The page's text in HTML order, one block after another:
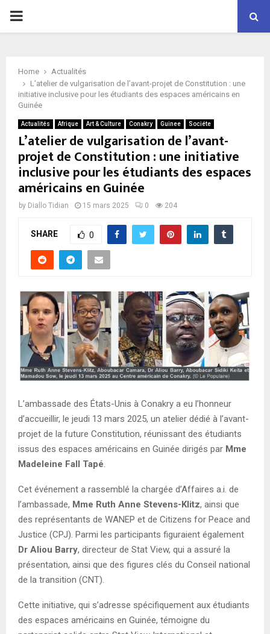
P
A
N
Home
Actualités
L’atelier de vulgarisation de l’avant-projet de Constitution : une
initiative inclusive pour les étudiants des espaces américains en
Guinée
Actualités Afrique Art & Culture Conakry Guinee Sociéte
L’atelier de vulgarisation de l’avant-
projet de Constitution : une initiative
inclusive pour les étudiants des espaces
américains en Guinée
by Diallo Tidian 15 mars 2025 0 204
SHARE 0
L’ambassade des États-Unis à Conakry a eu l’honneur
d’accueillir, le jeudi 13 mars 2025, un atelier dédié à l’avant-
projet de la future Constitution, réunissant des étudiants
issus des espaces américains en Guinée dirigés par Mme
Madeleine Fall Tapé.
Cet événement a rassemblé la chargée d’Affaires a.i. de
l’ambassade, Mme Ruth Anne Stevens-Klitz, ainsi que
des représentants de WANEP et de Citizens for Peace and
Justice (CPJ). Parmi les participants figuraient également
Dr Aliou Barry, directeur de Stat View, qui a assuré la
présentation, ainsi que des figures clés du Conseil national
de la transition (CNT).
Cette initiative, qui s’adresse spécifiquement aux étudiants
des espaces américains en Guinée, témoigne du